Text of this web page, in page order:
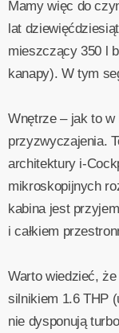
Mamy więc do
lat
mieszczący 350 l
kanapy). W tym
Wnętrze – jak to w
przyzwyczajenia.
architektury i-
mikroskopijnych
kabina jest
i całkiem
Warto wiedzieć,
silnikiem 1.6 THP
nie dysponują